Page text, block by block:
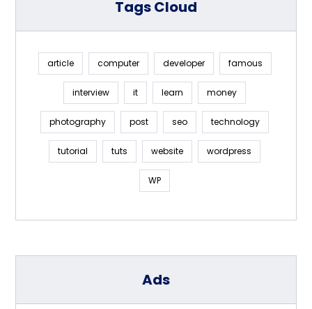
Tags Cloud
article computer developer famous
interview it learn money
photography post seo technology
tutorial tuts website wordpress
WP
Ads